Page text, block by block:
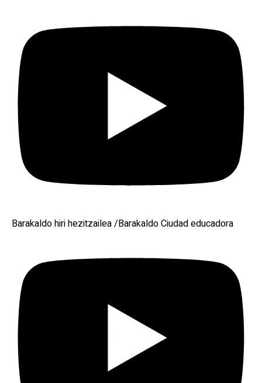
Barakaldo hiri hezitzailea /Barakaldo Ciudad educadora